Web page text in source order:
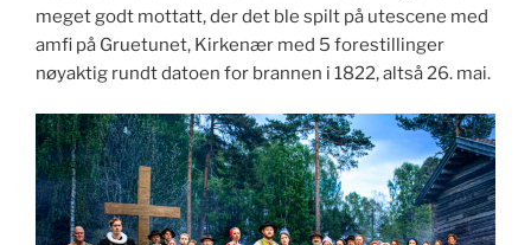
meget godt mottatt, der det ble spilt på utescene med
amfi på Gruetunet, Kirkenær med 5 forestillinger
nøyaktig rundt datoen for brannen i 1822, altså 26. mai.